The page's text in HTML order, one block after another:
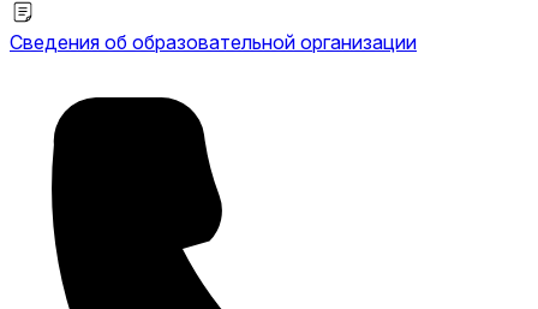
Сведения об образовательной организации